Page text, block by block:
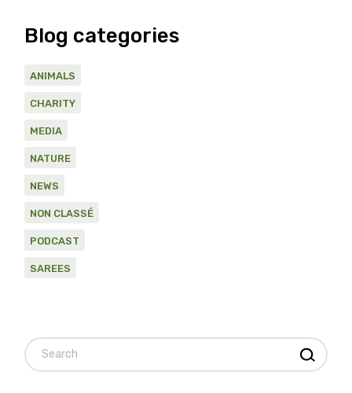
Blog categories
ANIMALS
CHARITY
MEDIA
NATURE
NEWS
NON CLASSÉ
PODCAST
SAREES